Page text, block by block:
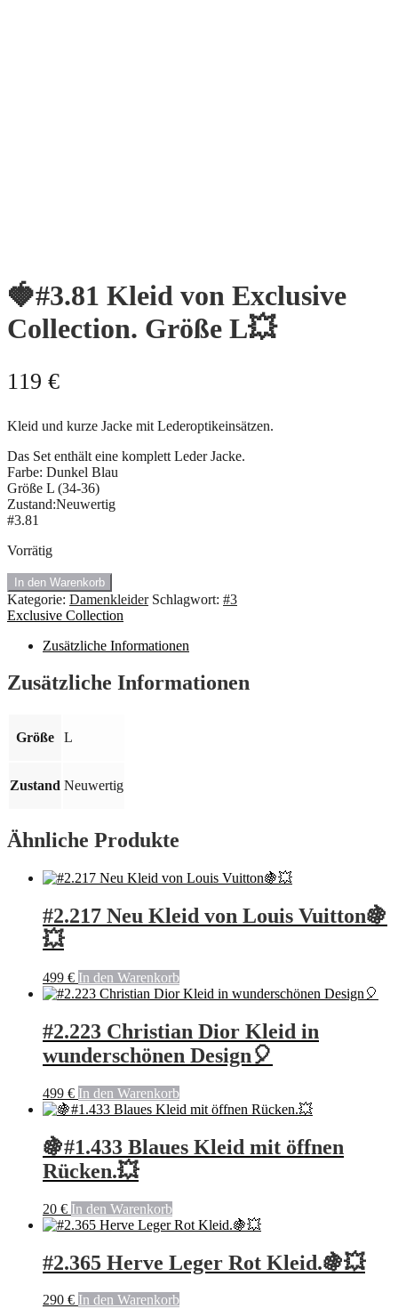
🍓#3.81 Kleid von Exclusive
Collection. Größe L💥
119 €
Kleid und kurze Jacke mit Lederoptikeinsätzen.
Das Set enthält eine komplett Leder Jacke.
Farbe: Dunkel Blau
Größe L (34-36)
Zustand:Neuwertig
#3.81
Vorrätig
🍓
#3.81
Kleid
Exclusive
Größe
L
In den Warenkorb
Kategorie: Damenkleider Schlagwort: #3
Exclusive Collection
Zusätzliche Informationen
Zusätzliche Informationen
Größe L
Zustand Neuwertig
Ähnliche Produkte
#2.217 Neu Kleid von Louis Vuitton🍇
💥
499 € In den Warenkorb
#2.223 Christian Dior Kleid in
wunderschönen Design🎈
499 € In den Warenkorb
🍇#1.433 Blaues Kleid mit öffnen
Rücken.💥
20 € In den Warenkorb
#2.365 Herve Leger Rot Kleid.🍇💥
290 € In den Warenkorb